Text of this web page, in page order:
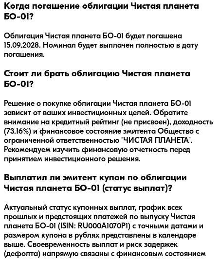
Когда погашение облигации Чистая планета
БО-01?
Облигация Чистая планета БО-01 будет погашена
15.09.2028. Номинал будет выплачен полностью в дату
погашения.
Стоит ли брать облигацию Чистая планета
БО-01?
Решение о покупке облигации Чистая планета БО-01
зависит от ваших инвестиционных целей. Обратите
внимание на кредитный рейтинг (не присвоен), доходность
(73.16%) и финансовое состояние эмитента Общество с
ограниченной ответственностью "ЧИСТАЯ ПЛАНЕТА".
Рекомендуем изучить финансовую отчетность перед
принятием инвестиционного решения.
Выплатил ли эмитент купон по облигации
Чистая планета БО-01 (статус выплат)?
Актуальный статус купонных выплат, график всех
прошлых и предстоящих платежей по выпуску Чистая
планета БО-01 (ISIN: RU000A1070P1) с точными датами и
размером купона в рублях представлены в календаре
выше. Своевременность выплат и риск задержек
(дефолта) напрямую связаны с финансовым состоянием